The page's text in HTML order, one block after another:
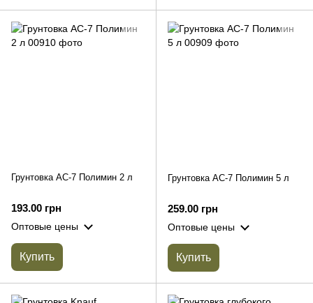
Грунтовка АС-7 Полимин 2 л
193.00 грн
Оптовые цены
Купить
Грунтовка АС-7 Полимин 5 л
259.00 грн
Оптовые цены
Купить